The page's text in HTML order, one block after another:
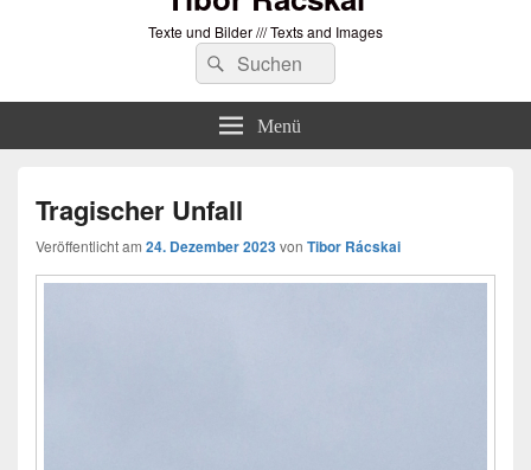
Texte und Bilder /// Texts and Images
Suchen
nach:
Suchen
Menü
Tragischer Unfall
Veröffentlicht am 24. Dezember 2023von Tibor Rácskai